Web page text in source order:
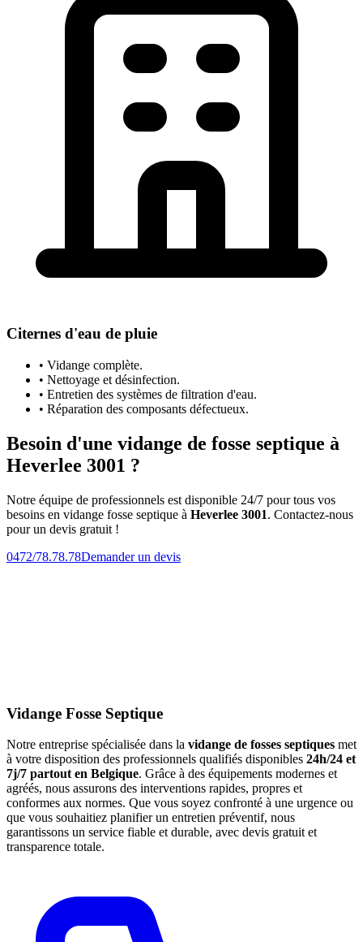
Citernes d'eau de pluie
• Vidange complète.
• Nettoyage et désinfection.
• Entretien des systèmes de filtration d'eau.
• Réparation des composants défectueux.
Besoin d'une vidange de fosse septique à
Heverlee 3001 ?
Notre équipe de professionnels est disponible 24/7 pour tous vos
besoins en vidange fosse septique à Heverlee 3001. Contactez-nous
pour un devis gratuit !
0472/78.78.78Demander un devis
Vidange Fosse Septique
Notre entreprise spécialisée dans la vidange de fosses septiques met
à votre disposition des professionnels qualifiés disponibles 24h/24 et
7j/7 partout en Belgique. Grâce à des équipements modernes et
agréés, nous assurons des interventions rapides, propres et
conformes aux normes. Que vous soyez confronté à une urgence ou
que vous souhaitiez planifier un entretien préventif, nous
garantissons un service fiable et durable, avec devis gratuit et
transparence totale.